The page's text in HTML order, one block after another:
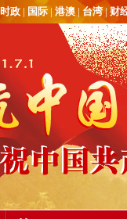
时政| 国际| 港澳| 台湾| 财